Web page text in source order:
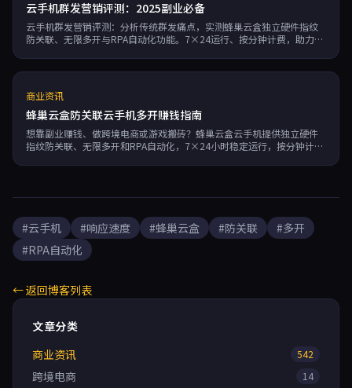
云手机群发营销评测：2025副业必备
云手机群发营销评测：分析传统群发痛点，实测蜂巢云盒独立硬件指纹
防关联、无限多开与RPA自动化功能。7×24运行、按分钟计费，助力副
商业资讯
蜂巢云盒防关联云手机多开赚钱指南
想靠副业赚钱、做跨境电商或游戏搬砖？蜂巢云盒云手机提供独立硬件
指纹防关联、无限多开和RPA自动化，7×24小时稳定运行，按分钟计
#云手机 #响应速度 #蜂巢云盒 #防关联
#多开
#RPA自动化
← 返回博客列表
文章分类
商业资讯
542
跨境电商 14